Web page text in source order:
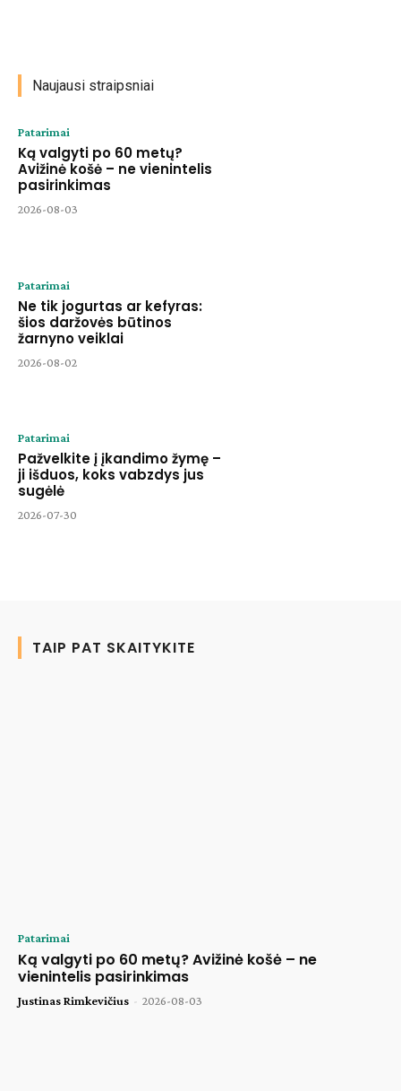
Naujausi straipsniai
Patarimai
Ką valgyti po 60 metų?
Avižinė košė – ne vienintelis
pasirinkimas
2026-08-03
Patarimai
Ne tik jogurtas ar kefyras:
šios daržovės būtinos
žarnyno veiklai
2026-08-02
Patarimai
Pažvelkite į įkandimo žymę –
ji išduos, koks vabzdys jus
sugėlė
2026-07-30
TAIP PAT SKAITYKITE
Patarimai
Ką valgyti po 60 metų? Avižinė košė – ne
vienintelis pasirinkimas
Justinas Rimkevičius - 2026-08-03